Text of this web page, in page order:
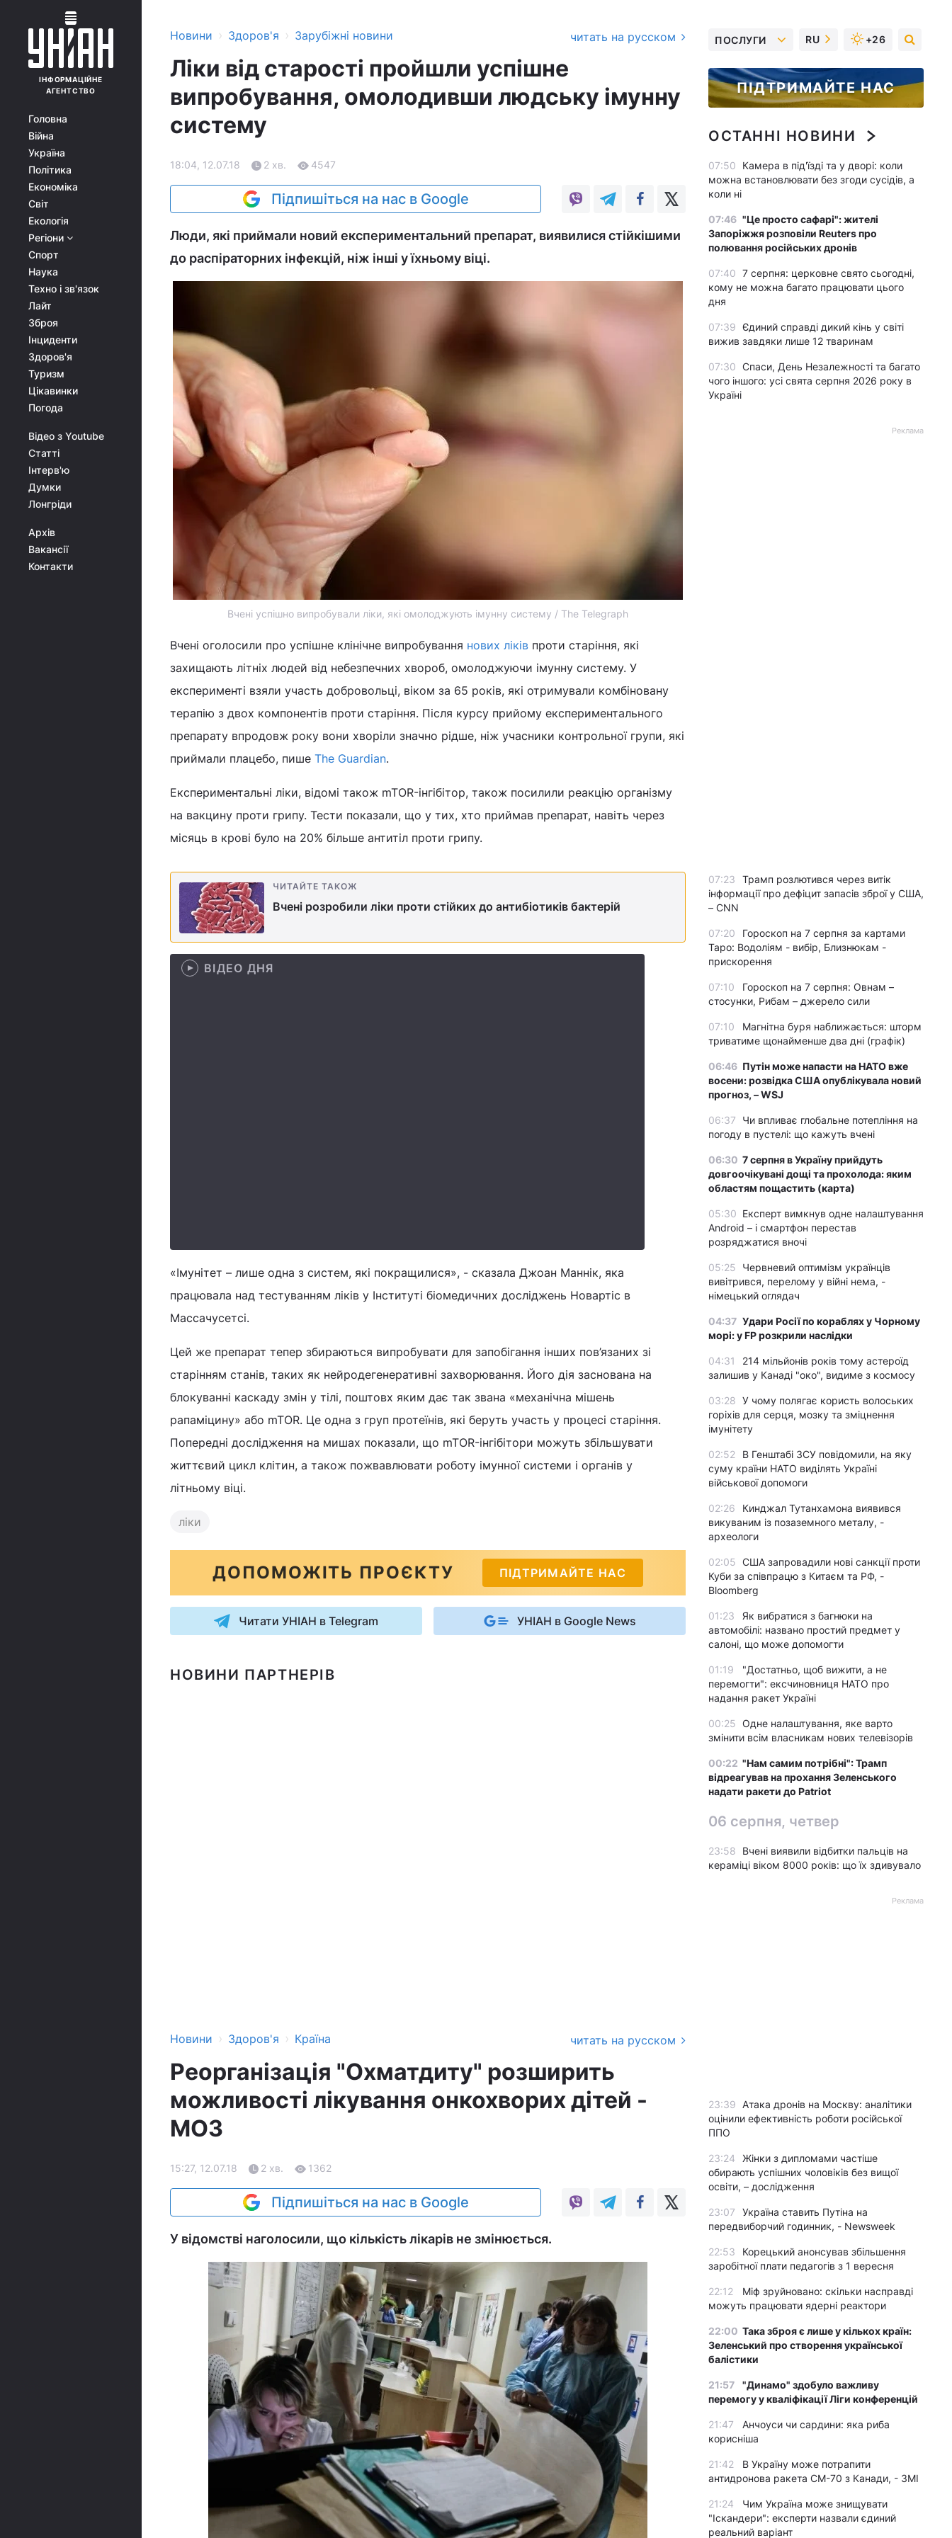
ІНФОРМАЦІЙНЕ
АГЕНТСТВО
Головна
Війна
Україна
Політика
Економіка
Світ
Екологія
Регіони
Спорт
Наука
Техно і зв'язок
Лайт
Зброя
Інциденти
Здоров'я
Туризм
Цікавинки
Погода
Відео з Youtube
Статті
Інтерв'ю
Думки
Лонгріди
Архів
Вакансії
Контакти
Новини › Здоров'я › Зарубіжні новини читать на русском
Ліки від старості пройшли успішне
випробування, омолодивши людську імунну
систему
18:04, 12.07.18 2 хв. 4547
Підпишіться на нас в Google
Люди, які приймали новий експериментальний препарат, виявилися стійкішими
до распіраторних інфекцій, ніж інші у їхньому віці.
Вчені успішно випробували ліки, які омолоджують імунну систему / The Telegraph
Вчені оголосили про успішне клінічне випробування нових ліків проти старіння, які
захищають літніх людей від небезпечних хвороб, омолоджуючи імунну систему. У
експерименті взяли участь добровольці, віком за 65 років, які отримували комбіновану
терапію з двох компонентів проти старіння. Після курсу прийому експериментального
препарату впродовж року вони хворіли значно рідше, ніж учасники контрольної групи, які
приймали плацебо, пише The Guardian.
Експериментальні ліки, відомі також mTOR-інгібітор, також посилили реакцію організму
на вакцину проти грипу. Тести показали, що у тих, хто приймав препарат, навіть через
місяць в крові було на 20% більше антитіл проти грипу.
ЧИТАЙТЕ ТАКОЖ
Вчені розробили ліки проти стійких до антибіотиків бактерій
ВІДЕО ДНЯ
«Імунітет – лише одна з систем, які покращилися», - сказала Джоан Маннік, яка
працювала над тестуванням ліків у Інституті біомедичних досліджень Новартіс в
Массачусетсі.
Цей же препарат тепер збираються випробувати для запобігання інших пов’язаних зі
старінням станів, таких як нейродегенеративні захворювання. Його дія заснована на
блокуванні каскаду змін у тілі, поштовх яким дає так звана «механічна мішень
рапаміцину» або mTOR. Це одна з груп протеїнів, які беруть участь у процесі старіння.
Попередні дослідження на мишах показали, що mTOR-інгібітори можуть збільшувати
життєвий цикл клітин, а також пожвавлювати роботу імунної системи і органів у
літньому віці.
ліки
ДОПОМОЖІТЬ ПРОЄКТУ ПІДТРИМАЙТЕ НАС
Читати УНІАН в Telegram УНІАН в Google News
НОВИНИ ПАРТНЕРІВ
Новини › Здоров'я › Країна читать на русском
Реорганізація "Охматдиту" розширить
можливості лікування онкохворих дітей -
МОЗ
15:27, 12.07.18 2 хв. 1362
Підпишіться на нас в Google
У відомстві наголосили, що кількість лікарів не змінюється.
ПОСЛУГИ RU +26
ПІДТРИМАЙТЕ НАС
ОСТАННІ НОВИНИ
07:50
Камера в під'їзді та у дворі: коли
можна встановлювати без згоди сусідів, а
коли ні
07:46 "Це просто сафарі": жителі
Запоріжжя розповіли Reuters про
полювання російських дронів
07:40 7 серпня: церковне свято сьогодні,
кому не можна багато працювати цього
дня
07:39 Єдиний справді дикий кінь у світі
вижив завдяки лише 12 тваринам
07:30 Спаси, День Незалежності та багато
чого іншого: усі свята серпня 2026 року в
Україні
Реклама
07:23
Трамп розлютився через витік
інформації про дефіцит запасів зброї у США,
– CNN
07:20
Гороскоп на 7 серпня за картами
Таро: Водоліям - вибір, Близнюкам -
прискорення
07:10
Гороскоп на 7 серпня: Овнам –
стосунки, Рибам – джерело сили
07:10
Магнітна буря наближається: шторм
триватиме щонайменше два дні (графік)
06:46 Путін може напасти на НАТО вже
восени: розвідка США опублікувала новий
прогноз, – WSJ
06:37
Чи впливає глобальне потепління на
погоду в пустелі: що кажуть вчені
06:30 7 серпня в Україну прийдуть
довгоочікувані дощі та прохолода: яким
областям пощастить (карта)
05:30 Експерт вимкнув одне налаштування
Android – і смартфон перестав
розряджатися вночі
05:25
Червневий оптимізм українців
вивітрився, перелому у війні нема, -
німецький оглядач
04:37 Удари Росії по кораблях у Чорному
морі: у FP розкрили наслідки
04:31
214 мільйонів років тому астероїд
залишив у Канаді "око", видиме з космосу
03:28 У чому полягає користь волоських
горіхів для серця, мозку та зміцнення
імунітету
02:52
В Генштабі ЗСУ повідомили, на яку
суму країни НАТО виділять Україні
військової допомоги
02:26
Кинджал Тутанхамона виявився
викуваним із позаземного металу, -
археологи
02:05 США запровадили нові санкції проти
Куби за співпрацю з Китаєм та РФ, -
Bloomberg
01:23
Як вибратися з багнюки на
автомобілі: названо простий предмет у
салоні, що може допомогти
01:19
"Достатньо, щоб вижити, а не
перемогти": ексчиновниця НАТО про
надання ракет Україні
00:25 Одне налаштування, яке варто
змінити всім власникам нових телевізорів
00:22 "Нам самим потрібні": Трамп
відреагував на прохання Зеленського
надати ракети до Patriot
06 серпня, четвер
23:58
Вчені виявили відбитки пальців на
кераміці віком 8000 років: що їх здивувало
Реклама
23:39
Атака дронів на Москву: аналітики
оцінили ефективність роботи російської
ППО
23:24
Жінки з дипломами частіше
обирають успішних чоловіків без вищої
освіти, – дослідження
23:07
Україна ставить Путіна на
передвиборчий годинник, - Newsweek
22:53
Корецький анонсував збільшення
заробітної плати педагогів з 1 вересня
22:12
Міф зруйновано: скільки насправді
можуть працювати ядерні реактори
22:00 Така зброя є лише у кількох країн:
Зеленський про створення української
балістики
21:57
"Динамо" здобуло важливу
перемогу у кваліфікації Ліги конференцій
21:47
Анчоуси чи сардини: яка риба
корисніша
21:42
В Україну може потрапити
антидронова ракета CM-70 з Канади, - ЗМІ
21:24
Чим Україна може знищувати
"Іскандери": експерти назвали єдиний
реальний варіант